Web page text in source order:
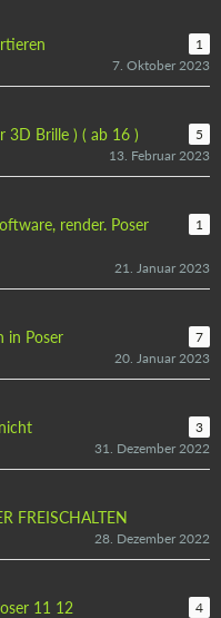
1
7. Oktober 2023
3D Brille ) ( ab 16 )
5
13. Februar 2023
render. Poser
1
21. Januar 2023
in Poser
7
20. Januar 2023
3
31. Dezember 2022
FREISCHALTEN
28. Dezember 2022
11 12
4